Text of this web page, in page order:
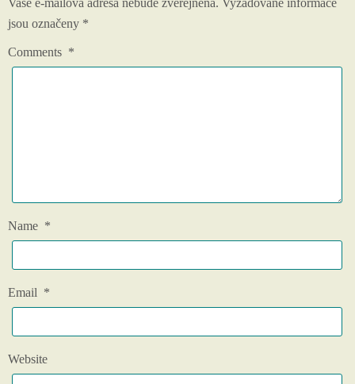
jsou označeny *
Comments *
Name *
Email *
Website